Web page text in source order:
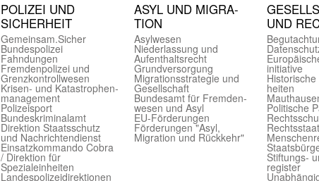
POLIZEI UND
SICHER­HEIT
Gemein­sam.Sicher
Bundes­polizei
Fahndungen
Fremdenpolizei und
Grenzkontrollwesen
Krisen- und Katastrophen­
management
Polizeisport
Bundes­kriminal­amt
Direktion Staats­schutz
und Nach­richten­dienst
Einsatz­kommando Cobra
/ Direktion für
Spezialeinheiten
Landes­polizei­direk­tionen
ASYL UND MIGRA­
TION
Asyl­wesen
Nieder­lassung und
Aufent­halts­recht
Grund­versorgung
Migrations­strategie und
Gesell­schaft
Bundes­amt für Fremden­
wesen und Asyl
EU-Förde­rungen
Förderungen "Asyl,
Migration und Rückkehr"
UND
initiative
heiten
Politische
Stiftungs-
register